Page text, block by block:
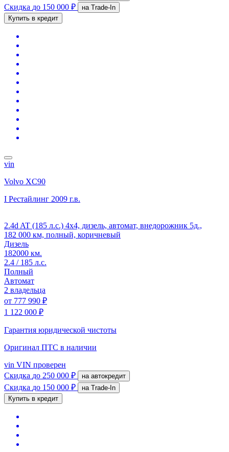
Скидка до 150 000 ₽
на Trade-In
Купить в кредит
vin
Volvo XC90
I Рестайлинг 2009 г.в.
2.4d AT (185 л.с.) 4x4, дизель, автомат, внедорожник 5д.,
182 000 км, полный, коричневый
Дизель
182000 км.
2.4 / 185 л.с.
Полный
Автомат
2 владельца
от 777 990 ₽
1 122 000 ₽
Гарантия юридической чистоты
Оригинал ПТС в наличии
vin VIN проверен
Скидка до 250 000 ₽ на автокредит
Скидка до 150 000 ₽
на Trade-In
Купить в кредит